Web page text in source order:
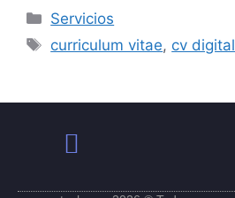
Servicios
curriculum vitae, cv digital